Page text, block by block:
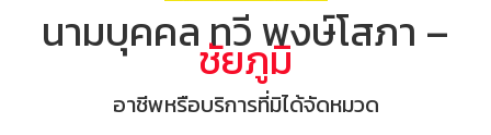
นามบุคคล ทวี พงษ์โสภา –
ชัยภูมิ
อาชีพหรือบริการที่มิได้จัดหมวด